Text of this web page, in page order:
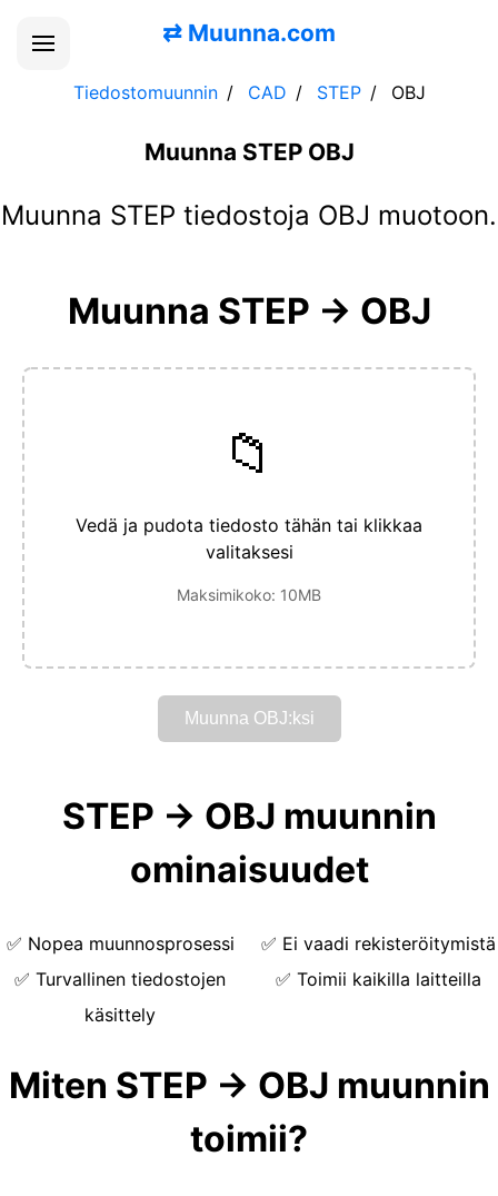
⇄ Muunna.com
Tiedostomuunnin CAD STEP OBJ
Muunna STEP OBJ
Muunna STEP tiedostoja OBJ muotoon.
Muunna STEP → OBJ
📁
Vedä ja pudota tiedosto tähän tai klikkaa
valitaksesi
Maksimikoko: 10MB
Muunna OBJ:ksi
STEP → OBJ muunnin
ominaisuudet
✅ Nopea muunnosprosessi
✅ Turvallinen tiedostojen
käsittely
✅ Ei vaadi rekisteröitymistä
✅ Toimii kaikilla laitteilla
Miten STEP → OBJ muunnin
toimii?